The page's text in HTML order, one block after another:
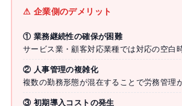
⚠ 企業側のデメリット
① 業務継続性の確保が困難
サービス業・顧客対応業種では対応の空白
② 人事管理の複雑化
複数の勤務形態が混在することで労務管理
③ 初期導入コストの発生